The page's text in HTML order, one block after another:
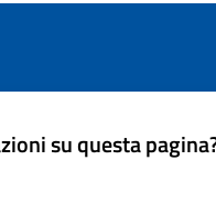
su questa